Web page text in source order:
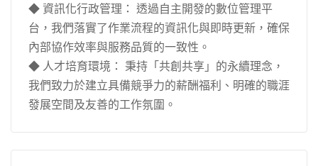
◆ 資訊化行政管理： 透過自主開發的數位管理平
台，我們落實了作業流程的資訊化與即時更新，確保
內部協作效率與服務品質的一致性。
◆ 人才培育環境： 秉持「共創共享」的永續理念，
我們致力於建立具備競爭力的薪酬福利、明確的職涯
發展空間及友善的工作氛圍。